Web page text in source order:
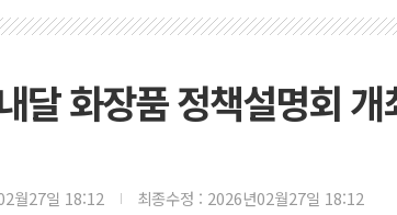
달 화장품 정책설명회
월27일 18:12 최종수정 : 2026년02월27일 18:12